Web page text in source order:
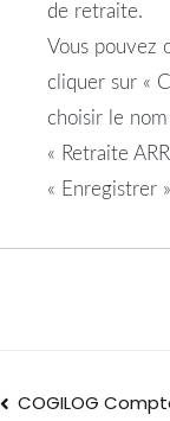
de retraite.
Vous pouvez
cliquer sur «
choisir le
« Retraite
« Enregistrer »
COGILOG